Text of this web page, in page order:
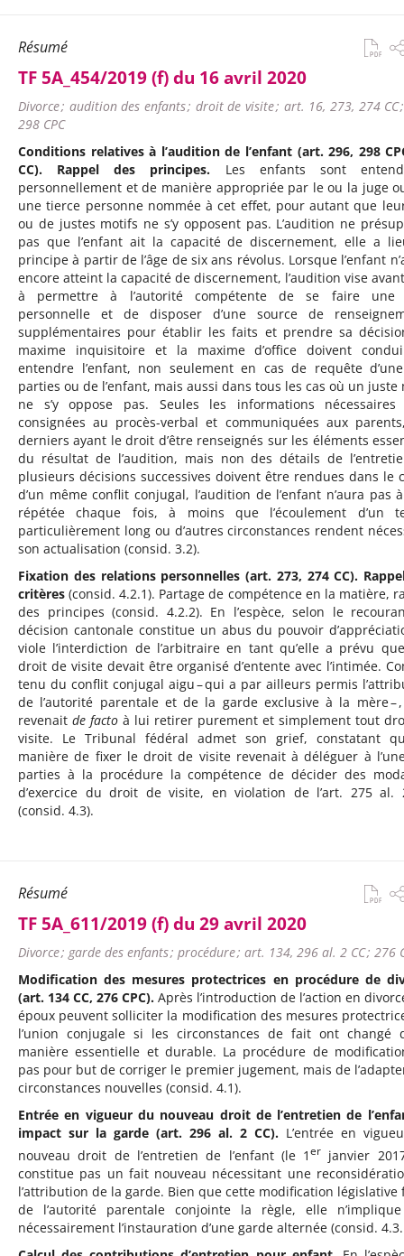
Résumé
TF 5A_454/2019 (f) du 16 avril 2020
Divorce ; audition des enfants ; droit de visite ; art. 16, 273, 274 CC
298 CPC
Conditions relatives à l’audition de l’enfant (art. 296, 298
CC). Rappel des principes. Les enfants sont
personnellement et de manière appropriée par le ou la juge
une tierce personne nommée à cet effet, pour autant que
ou de justes motifs ne s’y opposent pas. L’audition ne
pas que l’enfant ait la capacité de discernement, elle a
principe à partir de l’âge de six ans révolus. Lorsque l’enfant
encore atteint la capacité de discernement, l’audition vise
à permettre à l’autorité compétente de se faire une
personnelle et de disposer d’une source de
supplémentaires pour établir les faits et prendre sa
maxime inquisitoire et la maxime d’office doivent
entendre l’enfant, non seulement en cas de requête
parties ou de l’enfant, mais aussi dans tous les cas où un juste
ne s’y oppose pas. Seules les informations nécessaires
consignées au procès-verbal et communiquées aux
derniers ayant le droit d’être renseignés sur les éléments
du résultat de l’audition, mais non des détails de
plusieurs décisions successives doivent être rendues dans le
d’un même conflit conjugal, l’audition de l’enfant n’aura pas
répétée chaque fois, à moins que l’écoulement d’un
particulièrement long ou d’autres circonstances rendent
son actualisation (consid. 3.2).
Fixation des relations personnelles (art. 273, 274 CC).
critères (consid. 4.2.1). Partage de compétence en la matière,
des principes (consid. 4.2.2). En l’espèce, selon le
décision cantonale constitue un abus du pouvoir
viole l’interdiction de l’arbitraire en tant qu’elle a prévu
droit de visite devait être organisé d’entente avec l’intimée.
tenu du conflit conjugal aigu – qui a par ailleurs permis
de l’autorité parentale et de la garde exclusive à la mère –
revenait de facto à lui retirer purement et simplement tout
visite. Le Tribunal fédéral admet son grief, constatant
manière de fixer le droit de visite revenait à déléguer à
parties à la procédure la compétence de décider des
d’exercice du droit de visite, en violation de l’art. 275 al.
(consid. 4.3).
Résumé
TF 5A_611/2019 (f) du 29 avril 2020
Divorce ; garde des enfants ; procédure ; art. 134, 296 al. 2 CC ; 276
Modification des mesures protectrices en procédure de
(art. 134 CC, 276 CPC). Après l’introduction de l’action en
époux peuvent solliciter la modification des mesures
l’union conjugale si les circonstances de fait ont changé
manière essentielle et durable. La procédure de
pas pour but de corriger le premier jugement, mais de
circonstances nouvelles (consid. 4.1).
Entrée en vigueur du nouveau droit de l’entretien de
impact sur la garde (art. 296 al. 2 CC). L’entrée en
nouveau droit de l’entretien de l’enfant (le 1er janvier
constitue pas un fait nouveau nécessitant une
l’attribution de la garde. Bien que cette modification législative
de l’autorité parentale conjointe la règle, elle
nécessairement l’instauration d’une garde alternée (consid.